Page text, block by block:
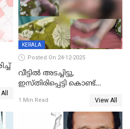
KERALA
Posted On 24-12-2025
വീട്ടിൽ അടച്ചിട്ടു,
ഇസ്തിരിപ്പെട്ടി കൊണ്ട്
ഗർഭിണിയായ യുവതിക്ക് ക്രൂര
1 Min Read View All